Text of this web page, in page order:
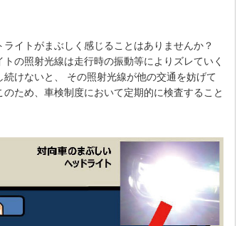
イトがまぶしく感じることはありませんか？
の照射光線は走行時の振動等によりズレていく
けないと、 その照射光線が他の交通を妨げて
ため、車検制度において定期的に検査すること